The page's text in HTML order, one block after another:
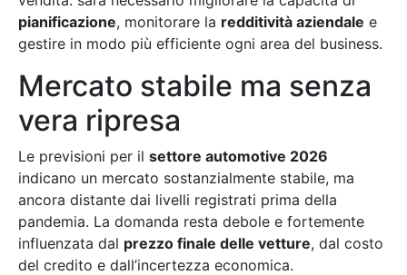
pianificazione, monitorare la redditività aziendale e
gestire in modo più efficiente ogni area del business.
Mercato stabile ma senza
vera ripresa
Le previsioni per il settore automotive 2026
indicano un mercato sostanzialmente stabile, ma
ancora distante dai livelli registrati prima della
pandemia. La domanda resta debole e fortemente
influenzata dal prezzo finale delle vetture, dal costo
del credito e dall’incertezza economica.